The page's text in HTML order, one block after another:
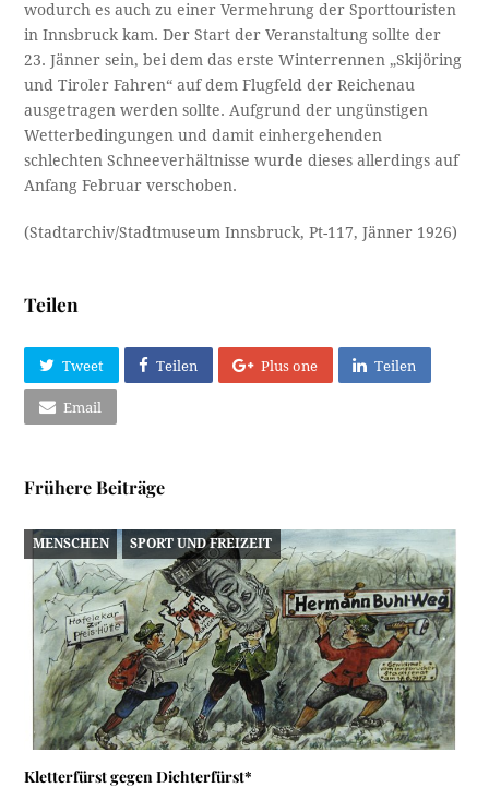
wodurch es auch zu einer Vermehrung der Sporttouristen
in Innsbruck kam. Der Start der Veranstaltung sollte der
23. Jänner sein, bei dem das erste Winterrennen „Skijöring
und Tiroler Fahren“ auf dem Flugfeld der Reichenau
ausgetragen werden sollte. Aufgrund der ungünstigen
Wetterbedingungen und damit einhergehenden
schlechten Schneeverhältnisse wurde dieses allerdings auf
Anfang Februar verschoben.
(Stadtarchiv/Stadtmuseum Innsbruck, Pt-117, Jänner 1926)
Teilen
Tweet Teilen Plus one Teilen
Email
Frühere Beiträge
MENSCHEN SPORT UND FREIZEIT
Kletterfürst gegen Dichterfürst*